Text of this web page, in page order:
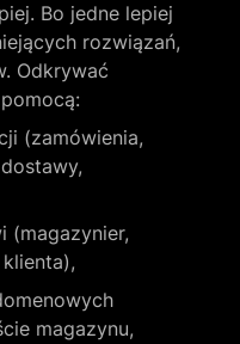
Bo jedne lepiej
rozwiązań,
Odkrywać
(zamówienia,
(magazynier,
magazynu,